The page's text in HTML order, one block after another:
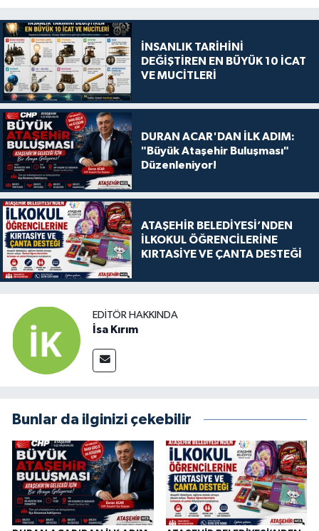
İNSANLIK TARİHİNİ
DEĞİŞTİREN EN BÜYÜK 10 İCAT
VE MUCİTLERİ
DURAN ACAR'DAN İLK ADIM:
"Büyük Ataşehir Buluşması"
Düzenleniyor!
ATAŞEHİR BELEDİYESİ’NDEN
İLKOKUL ÖĞRENCİLERİNE
KIRTASİYE VE ÇANTA DESTEĞİ
EDITÖR HAKKINDA
İsa Kırım
Bunlar da ilginizi çekebilir